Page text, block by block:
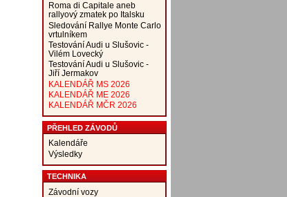
Roma di Capitale aneb
rallyový zmatek po Italsku
Sledování Rallye Monte Carlo
vrtulníkem
Testování Audi u Slušovic -
Vilém Lovecký
Testování Audi u Slušovic -
Jiří Jermakov
KALENDÁŘ MS 2026
KALENDÁŘ ME 2026
KALENDÁŘ MČR 2026
PŘEHLED ZÁVODŮ
Kalendáře
Výsledky
TECHNIKA
Závodní vozy